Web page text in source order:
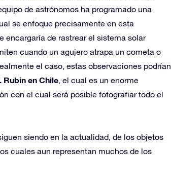
de astrónomos ha programado una
se enfoque precisamente en esta
encargaría de rastrear el sistema solar
cuando un agujero atrapa un cometa o
el caso, estas observaciones podrían
Rubin en Chile, el cual es un enorme
con el cual será posible fotografiar todo el
siendo en la actualidad, de los objetos
cuales aun representan muchos de los